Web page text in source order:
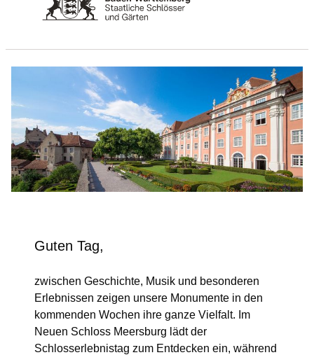
Guten Tag,
zwischen Geschichte, Musik und besonderen
Erlebnissen zeigen unsere Monumente in den
kommenden Wochen ihre ganze Vielfalt. Im
Neuen Schloss Meersburg lädt der
Schlosserlebnistag zum Entdecken ein, während